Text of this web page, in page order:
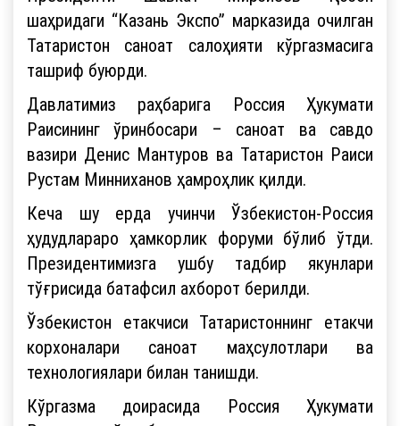
шаҳридаги “Казань Экспо” марказида очилган
Татаристон саноат салоҳияти кўргазмасига
ташриф буюрди.
Давлатимиз раҳбарига Россия Ҳукумати
Раисининг ўринбосари – саноат ва савдо
вазири Денис Мантуров ва Татаристон Раиси
Рустам Минниханов ҳамроҳлик қилди.
Кеча шу ерда учинчи Ўзбекистон-Россия
ҳудудлараро ҳамкорлик форуми бўлиб ўтди.
Президентимизга ушбу тадбир якунлари
тўғрисида батафсил ахборот берилди.
Ўзбекистон етакчиси Татаристоннинг етакчи
корхоналари саноат маҳсулотлари ва
технологиялари билан танишди.
Кўргазма доирасида Россия Ҳукумати